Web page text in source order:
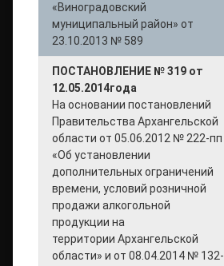
«Виноградовский
муниципальный район» от
23.10.2013 № 589
ПОСТАНОВЛЕНИЕ № 319 от
12.05.2014года
На основании постановлений
Правительства Архангельской
области от 05.06.2012 № 222-пп
«Об установлении
дополнительных ограничений
времени, условий розничной
продажи алкогольной
продукции на
территории Архангельской
области» и от 08.04.2014 № 132-